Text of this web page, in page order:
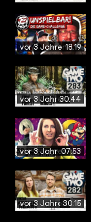
vor 3 Jahren18:19
vor 3 Jahren30:44
vor 3 Jahren07:53
vor 3 Jahren30:15